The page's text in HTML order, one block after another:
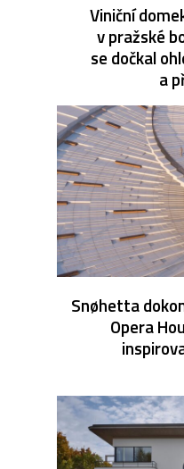
Viniční
v pražské
se dočkal
a
Snøhetta
Opera